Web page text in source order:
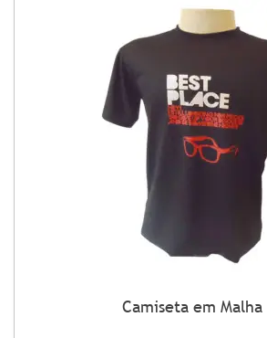
Camiseta em Malha